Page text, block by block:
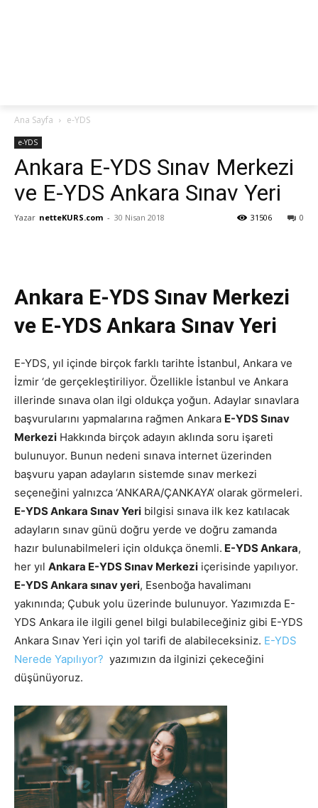
Ana Sayfa e-YDS
e-YDS
Ankara E-YDS Sınav Merkezi
ve E-YDS Ankara Sınav Yeri
Yazar netteKURS.com - 30 Nisan 2018 0
31506
Ankara E-YDS Sınav Merkezi
ve E-YDS Ankara Sınav Yeri
E-YDS, yıl içinde birçok farklı tarihte İstanbul, Ankara ve
İzmir ‘de gerçekleştiriliyor. Özellikle İstanbul ve Ankara
illerinde sınava olan ilgi oldukça yoğun. Adaylar sınavlara
başvurularını yapmalarına rağmen Ankara E-YDS Sınav
Merkezi Hakkında birçok adayın aklında soru işareti
bulunuyor. Bunun nedeni sınava internet üzerinden
başvuru yapan adayların sistemde sınav merkezi
seçeneğini yalnızca ‘ANKARA/ÇANKAYA’ olarak görmeleri.
E-YDS Ankara Sınav Yeri bilgisi sınava ilk kez katılacak
adayların sınav günü doğru yerde ve doğru zamanda
hazır bulunabilmeleri için oldukça önemli. E-YDS Ankara,
her yıl Ankara E-YDS Sınav Merkezi içerisinde yapılıyor.
E-YDS Ankara sınav yeri, Esenboğa havalimanı
yakınında; Çubuk yolu üzerinde bulunuyor. Yazımızda E-
YDS Ankara ile ilgili genel bilgi bulabileceğiniz gibi E-YDS
Ankara Sınav Yeri için yol tarifi de alabileceksiniz. E-YDS
Nerede Yapılıyor? yazımızın da ilginizi çekeceğini
düşünüyoruz.